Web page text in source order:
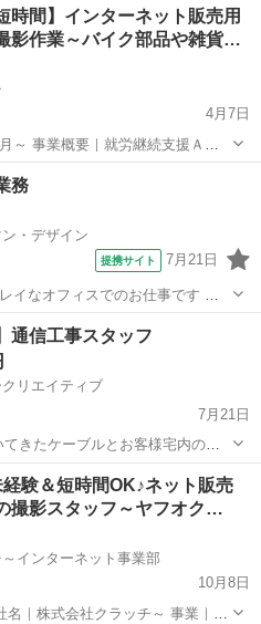
くだけなので、通いの必要はあり
時間】インターネット販売用
影作業～バイク部品や雑貨…
4月7日
事業概要｜就労継続支援Ａ型
ターネット販売 従業員数｜44人
ッフ
務
・デザイン
提携サイト 7月21日
マニュア
確認 *電話対応(顧客折衝) ＊長
その他
通信工事スタッフ
リエイティブ
7月21日
てきたケーブルとお客様宅内のケ
用するための機器を設置するお
頂く場合もあります。 ・ケー
...
その他 スタッフ
経験＆短時間OK♪ネット販売
撮影スタッフ～ヤフオク…
インターネット事業部
10月8日
名｜株式会社クラッチ～ 事業｜就